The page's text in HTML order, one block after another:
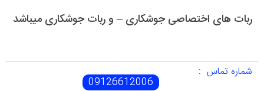
ربات های اختصاصی جوشکاری – و ربات جوشکاری میباشد
شماره تماس :
09126612006